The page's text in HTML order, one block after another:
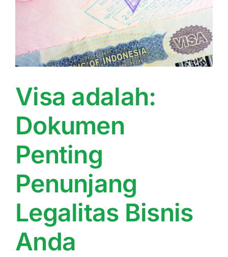
Visa adalah:
Dokumen
Penting
Penunjang
Legalitas Bisnis
Anda